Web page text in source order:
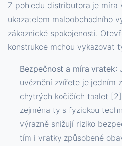
Z pohledu distributora je míra
ukazatelem maloobchodního
zákaznické spokojenosti.
konstrukce mohou vykazovat
Bezpečnost a míra vratek:
uvěznění zvířete je jedním
chytrých kočičích toalet
zejména ty s fyzickou
výrazně snižují riziko
tím i vratky způsobené